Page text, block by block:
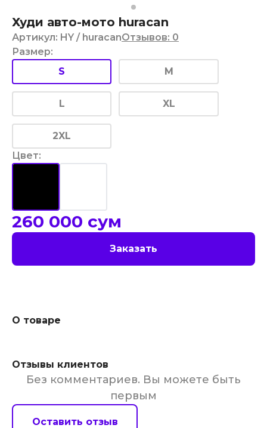
Худи авто-мото huracan
Артикул: HY / huracanОтзывов: 0
Размер:
S
M
L XL
2XL
Цвет:
260 000 сум
Заказать
О товаре
Отзывы клиентов
Без комментариев. Вы можете быть
первым
Оставить отзыв